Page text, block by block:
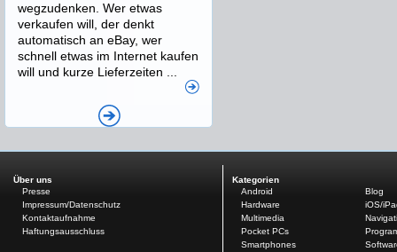
wegzudenken. Wer etwas
verkaufen will, der denkt
automatisch an eBay, wer
schnell etwas im Internet kaufen
will und kurze Lieferzeiten ...
Über uns
Presse
Impressum/Datenschutz
Kontaktaufnahme
Haftungsausschluss
Kategorien
Android
Blog
Hardware
iOS/
Multimedia
Pocket PCs
Smartphones